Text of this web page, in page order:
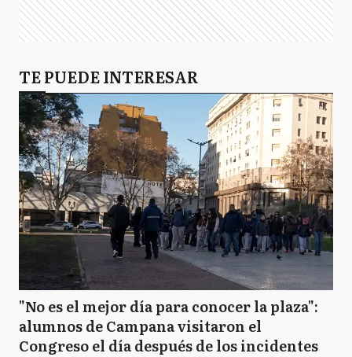
TE PUEDE INTERESAR
"No es el mejor día para conocer la plaza":
alumnos de Campana visitaron el
Congreso el día después de los incidentes